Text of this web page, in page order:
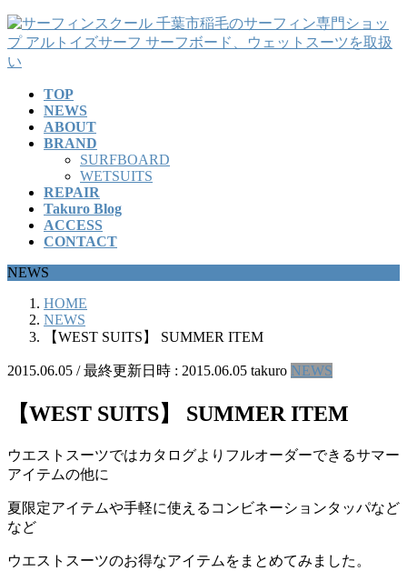
コ
ン
テ
ナ
ビ
ゲ
TOP
NEWS
ABOUT
BRAND
SURFBOARD
WETSUITS
REPAIR
Takuro Blog
ACCESS
CONTACT
NEWS
HOME
NEWS
【WEST SUITS】 SUMMER ITEM
2015.06.05 / 最終更新日時 : 2015.06.05 takuro NEWS
【WEST SUITS】 SUMMER ITEM
ウエストスーツではカタログよりフルオーダーできるサマー
アイテムの他に
夏限定アイテムや手軽に使えるコンビネーションタッパなど
など
ウエストスーツのお得なアイテムをまとめてみました。